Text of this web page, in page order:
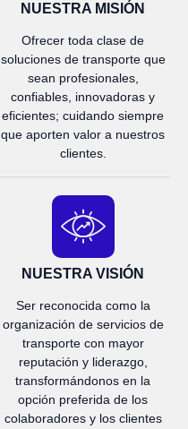
NUESTRA MISIÓN
Ofrecer toda clase de
soluciones de transporte que
sean profesionales,
confiables, innovadoras y
eficientes; cuidando siempre
que aporten valor a nuestros
clientes.
NUESTRA VISIÓN
Ser reconocida como la
organización de servicios de
transporte con mayor
reputación y liderazgo,
transformándonos en la
opción preferida de los
colaboradores y los clientes